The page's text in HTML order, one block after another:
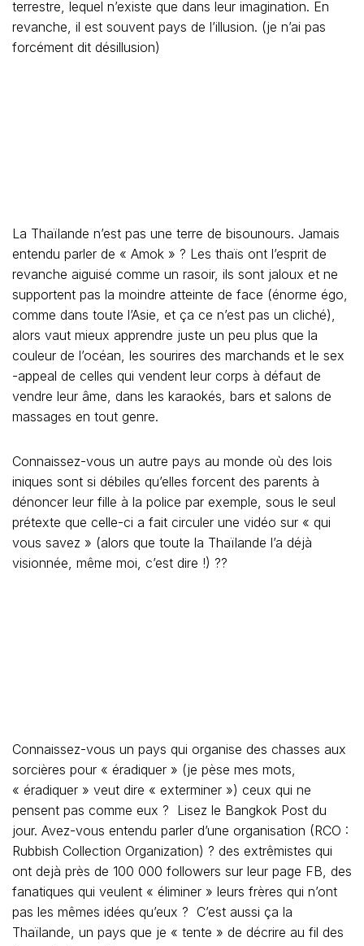
prétexte que celle-ci a fait circuler une vidéo sur « qui
vous savez » (alors que toute la Thaïlande l’a déjà
visionnée, même moi, c’est dire !) ??
Rubbish Collection Organization) ? des extrêmistes qui
ont dejà près de 100 000 followers sur leur page FB, des
fanatiques qui veulent « éliminer » leurs frères qui n’ont
pas les mêmes idées qu’eux ? C’est aussi ça la
Thaïlande, un pays que je « tente » de décrire au fil des
jours et de mes blogs.
Ce pays est gentil et le sera avec vous, si vous êtes
« conforme ». Est-ce que je le suis, moi, conforme ? Oui
et Non. En tout cas, connaissant bien les limites de ce
les franchir. Si vous voulez vivre ici, ne vous contentez
pas de cartes postales, bdm.
DIFFÉRENCES DE
et les mecs n’ont d’yeux que pour elles… Je me suis
toujours débrouillée pour tirer parti de ma position et
pour, justement, avoir un point de vue… féminin et
différent.
Dans un univers qui attire tant d’hommes
– pour des raisons avouables ou non, respectables ou
non– dans un univers
décrit et raconté à quatre-vingt-dix-neuf pour cent par
des hommes, j’adore ma